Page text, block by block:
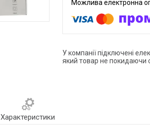
У компанії підключені
який товар не покидаючи
Характеристики